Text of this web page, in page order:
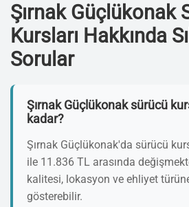
Şırnak Güçlükonak
Kursları Hakkında
Sorular
Şırnak Güçlükonak sürücü
kadar?
Şırnak Güçlükonak'da sürücü
ile 11.836 TL arasında
kalitesi, lokasyon ve ehliyet
gösterebilir.